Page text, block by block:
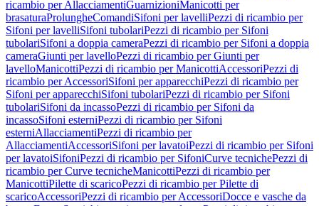
ricambio per AllacciamentiGuarnizioniManicotti per
brasaturaProlungheComandiSifoni per lavelliPezzi di ricambio per
Sifoni per lavelliSifoni tubolariPezzi di ricambio per Sifoni
tubolariSifoni a doppia cameraPezzi di ricambio per Sifoni a doppia
cameraGiunti per lavelloPezzi di ricambio per Giunti per
lavelloManicottiPezzi di ricambio per ManicottiAccessoriPezzi di
ricambio per AccessoriSifoni per apparecchiPezzi di ricambio per
Sifoni per apparecchiSifoni tubolariPezzi di ricambio per Sifoni
tubolariSifoni da incassoPezzi di ricambio per Sifoni da
incassoSifoni esterniPezzi di ricambio per Sifoni
esterniAllacciamentiPezzi di ricambio per
AllacciamentiAccessoriSifoni per lavatoiPezzi di ricambio per Sifoni
per lavatoiSifoniPezzi di ricambio per SifoniCurve tecnichePezzi di
ricambio per Curve tecnicheManicottiPezzi di ricambio per
ManicottiPilette di scaricoPezzi di ricambio per Pilette di
scaricoAccessoriPezzi di ricambio per AccessoriDocce e vasche da